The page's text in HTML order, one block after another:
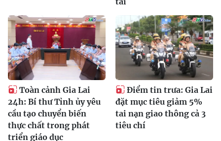
Toàn cảnh Gia Lai
24h: Bí thư Tỉnh ủy yêu
cầu tạo chuyển biến
thực chất trong phát
triển giáo dục
Điểm tin trưa: Gia Lai
đặt mục tiêu giảm 5%
tai nạn giao thông cả 3
tiêu chí